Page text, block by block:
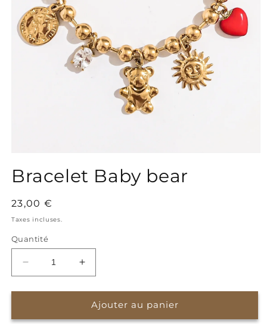
média
1
une
fenêtre
modale
Bracelet Baby bear
Prix
habituel
23,00 €
Taxes incluses.
Quantité
Réduire
la
quantité
Bracelet
Augmenter
la
quantité
de
Bracelet
Ajouter au panier